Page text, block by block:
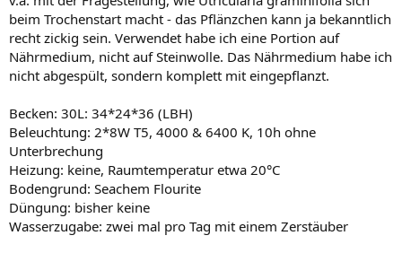
beim Trochenstart macht - das Pflänzchen kann ja bekanntlich
recht zickig sein. Verwendet habe ich eine Portion auf
Nährmedium, nicht auf Steinwolle. Das Nährmedium habe ich
nicht abgespült, sondern komplett mit eingepflanzt.
Becken: 30L: 34*24*36 (LBH)
Beleuchtung: 2*8W T5, 4000 & 6400 K, 10h ohne
Unterbrechung
Heizung: keine, Raumtemperatur etwa 20°C
Bodengrund: Seachem Flourite
Düngung: bisher keine
Wasserzugabe: zwei mal pro Tag mit einem Zerstäuber